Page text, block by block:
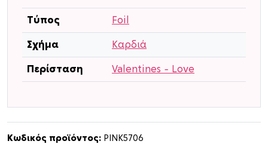
Τύπος Foil
Σχήμα Καρδιά
Περίσταση Valentines – Love
Κωδικός προϊόντος: PINK5706